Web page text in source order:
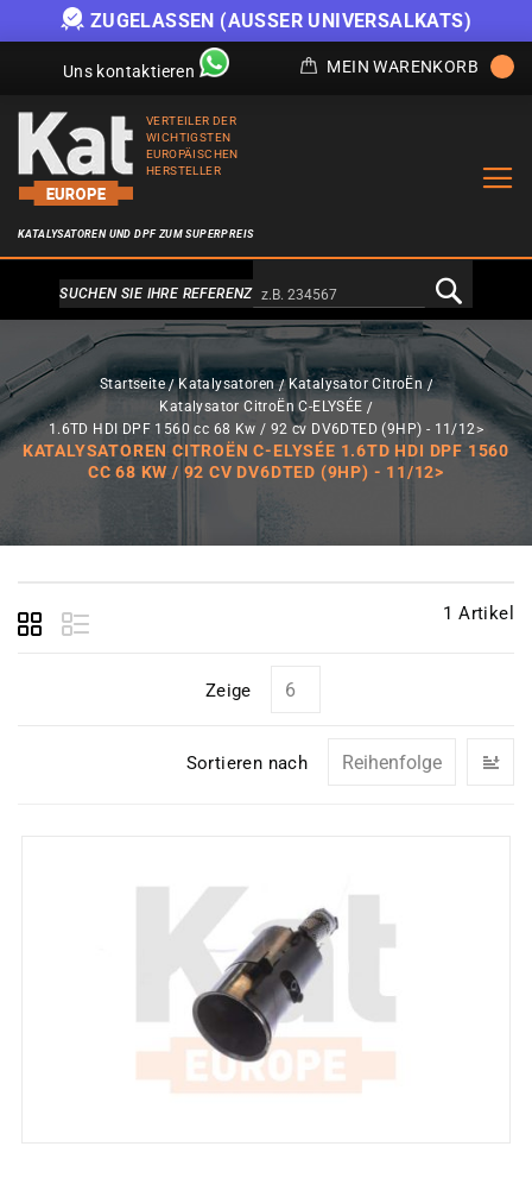
ZUGELASSEN (AUSSER UNIVERSALKATS)
Uns kontaktieren MEIN WARENKORB
VERTEILER DER
WICHTIGSTEN
EUROPÄISCHEN
HERSTELLER
KATALYSATOREN UND DPF ZUM SUPERPREIS
Alternativa a Doofinder
SUCHEN SIE IHRE REFERENZ
Startseite Katalysatoren
Katalysator CitroËn
Katalysator CitroËn C-ELYSÉE
1.6TD HDI DPF 1560 cc 68 Kw / 92 cv DV6DTED (9HP) - 11/12>
KATALYSATOREN CITROËN C-ELYSÉE 1.6TD HDI DPF 1560
CC 68 KW / 92 CV DV6DTED (9HP) - 11/12>
1 Artikel
Zeige
Sortieren nach